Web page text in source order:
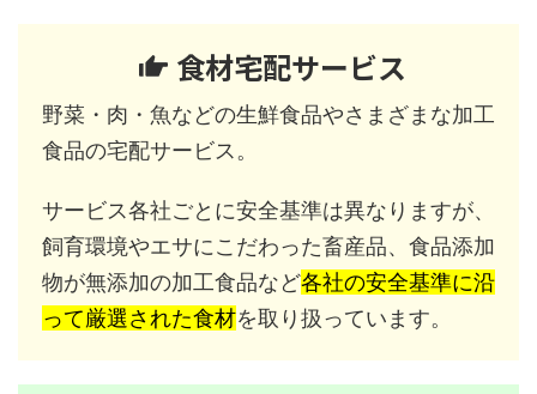
食材宅配サービス
野菜・肉・魚などの生鮮食品やさまざまな加工
食品の宅配サービス。
サービス各社ごとに安全基準は異なりますが、
飼育環境やエサにこだわった畜産品、食品添加
物が無添加の加工食品など各社の安全基準に沿
って厳選された食材を取り扱っています。